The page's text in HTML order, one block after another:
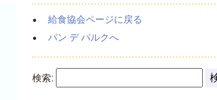
給食協会ページに戻る
パン デ パルクへ
検索: